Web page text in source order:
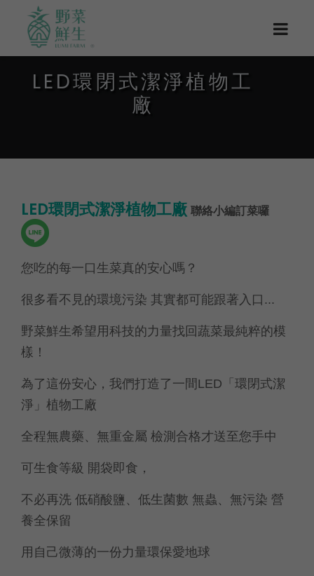
LED環閉式潔淨植物工
廠
LED環閉式潔淨植物工廠 聯絡小編訂菜囉
您吃的每一口生菜真的安心嗎？
很多看不見的環境污染 其實都可能跟著入口...
野菜鮮生希望用科技的力量找回蔬菜最純粹的模
樣！
為了這份安心，我們打造了一間LED「環閉式潔
淨」植物工廠
全程無農藥、無重金屬 檢測合格才送至您手中
可生食等級 開袋即食，
不必再洗 低硝酸鹽、低生菌數 無蟲、無污染 營
養全保留
用自己微薄的一份力量環保愛地球